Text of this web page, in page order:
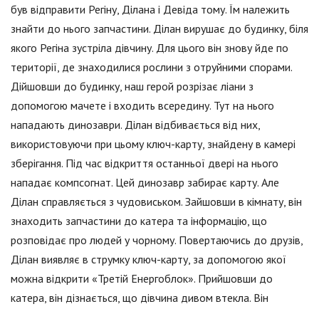
був відправити Регіну, Ділана і Девіда тому. Їм належить
знайти до нього запчастини. Ділан вирушає до будинку, біля
якого Регіна зустріла дівчину. Для цього він знову йде по
території, де знаходилися рослини з отруйними спорами.
Дійшовши до будинку, наш герой розрізає ліани з
допомогою мачете і входить всередину. Тут на нього
нападають динозаври. Ділан відбивається від них,
використовуючи при цьому ключ-карту, знайдену в камері
зберігання. Під час відкриття останньої двері на нього
нападає компсогнат. Цей динозавр забирає карту. Але
Ділан справляється з чудовиськом. Зайшовши в кімнату, він
знаходить запчастини до катера та інформацію, що
розповідає про людей у чорному. Повертаючись до друзів,
Ділан виявляє в струмку ключ-карту, за допомогою якої
можна відкрити «Третій Енергоблок». Прийшовши до
катера, він дізнається, що дівчина дивом втекла. Він